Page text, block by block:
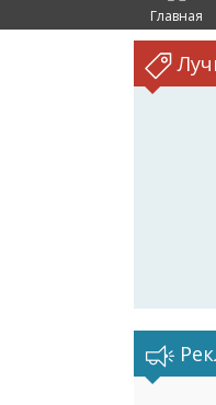
Главная